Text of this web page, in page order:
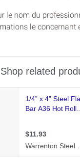
le nom du
le concernant